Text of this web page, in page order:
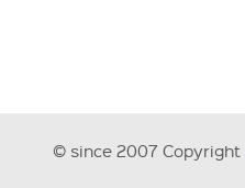
© since 2007 Copyright